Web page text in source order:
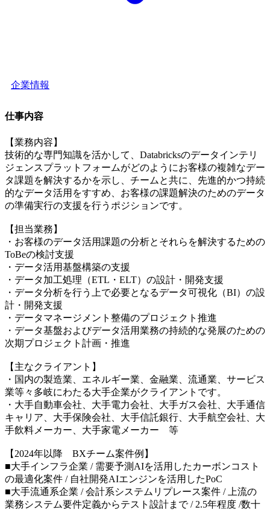
企業情報
仕事内容
【業務内容】
技術的な専門知識を活かして、Databricksのデータインテリ
ジェンスプラットフォームがどのようにお客様の複雑なデー
タ課題を解決するかを示し、チームと共に、先進的かつ持続
的なデータ活用をすすめ、お客様の課題解決のためのデータ
の準備実行の支援を行うポジションです。
【担当業務】
・お客様のデータ活用課題の分析とそれらを解決するための
ToBeの検討支援
・データ活用基盤構築の支援
・データ加工処理（ETL・ELT）の設計・開発支援
・データ分析を行う上で必要となるデータ可視化（BI）の設
計・開発支援
・データマネージメント整備のプロジェクト推進
・データ基盤およびデータ活用業務の持続的な発展のための
次期プロジェクト計画・推進
【主なクライアント】
・国内の製造業、エネルギー業、金融業、流通業、サービス
業等々多岐にわたる大手企業がクライアントです。
・大手自動車会社、大手電力会社、大手ガス会社、大手通信
キャリア、大手保険会社、大手信託銀行、大手航空会社、大
手飲料メーカー、大手家電メーカー 等
【2024年以降 BXチーム案件例】
■大手インフラ企業 / 需要予測AIを活用したカーボンコスト
の最適化案件 / 自社開発AIエンジンを活用したPoC
■大手流通系企業 / 会計系システムリプレース案件 / 上流の
業務システム要件定義からテスト設計まで / 2.5年程度 /数十